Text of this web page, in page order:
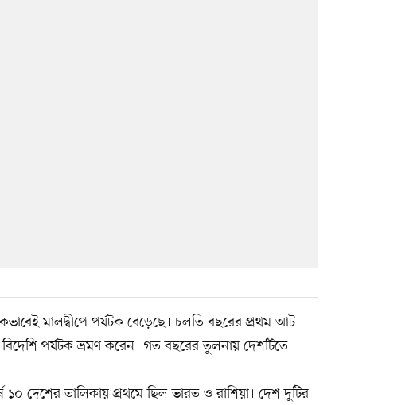
মালদ্বীপে পর্যটক বেড়েছে। চলতি বছরের প্রথম আট
পর্যটক ভ্রমণ করেন। গত বছরের তুলনায় দেশটিতে
১০ দেশের তালিকায় প্রথমে ছিল ভারত ও রাশিয়া। দেশ দুটির